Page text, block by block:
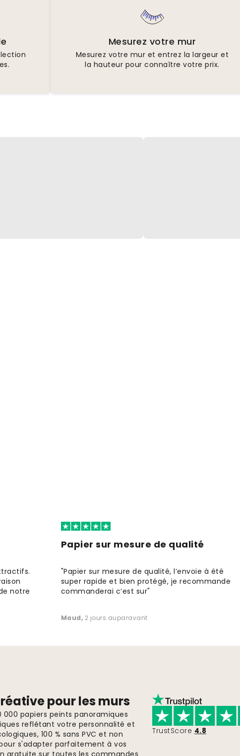
Mesurez votre mur
Mesurez votre mur et entrez la largeur et
la hauteur pour connaître votre prix.
notre
Papier sur mesure de qualité
"Papier sur mesure de qualité, l’envoie à été
super rapide et bien protégé, je recommande
commanderai c’est sur"
Maud, 2 jours auparavant
pour les murs
000 papiers peints panoramiques
reflétant votre personnalité et
100 % sans PVC et non
s'adapter parfaitement à vos
TrustScore 4.8